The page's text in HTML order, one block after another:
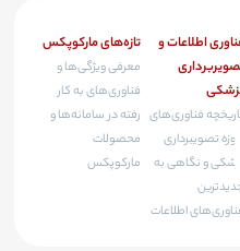
اطلاعات و
فناوری‌های
حوزه تصویبرداری
پزشکی و نگاهی به
اطلاعات
تازه‌های مارکوپکس
معرفی ویژگی‌ها و
فناوری‌های به کار
رفته در سامانه‌ها و
محصولات
مارکوپکس